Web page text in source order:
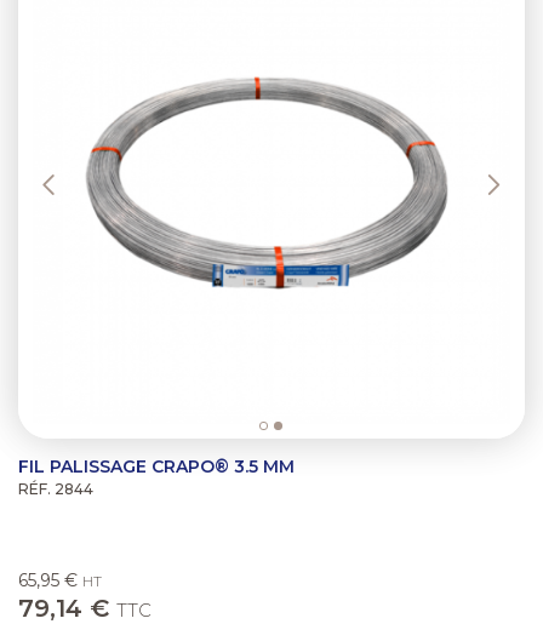
FIL PALISSAGE CRAPO® 3.5 MM
RÉF. 2844
65,95 € HT
79,14 € TTC